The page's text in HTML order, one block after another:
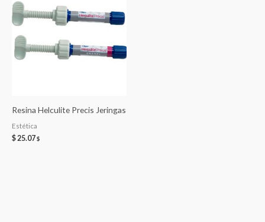
Resina Helculite Precis Jeringas
Estética
$25.07$